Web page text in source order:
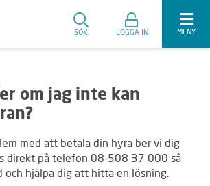
SÖK LOGGA IN MENY
om jag inte kan
med att betala din hyra ber vi dig
direkt på telefon 08-508 37 000 så
och hjälpa dig att hitta en lösning.